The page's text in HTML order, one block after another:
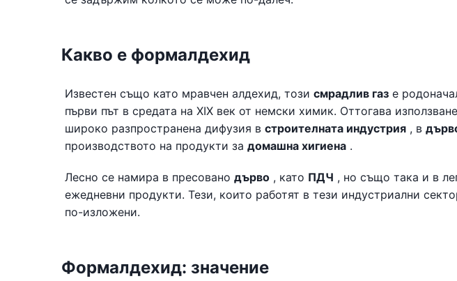
Какво е формалдехид
Известен също като мравчен алдехид, този смрадлив газ е
първи път в средата на XIX век от немски химик. Оттогава
широко разпространена дифузия в строителната индустрия , в
производството на продукти за домашна хигиена .
Лесно се намира в пресовано дърво , като ПДЧ , но също така и в
ежедневни продукти. Тези, които работят в тези индустриални
по-изложени.
Формалдехид: значение